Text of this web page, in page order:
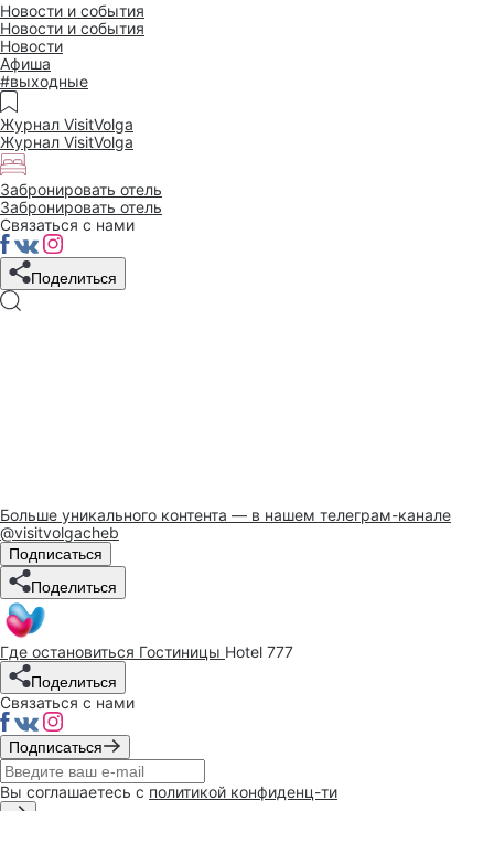
Новости и события
Новости и события
Новости
Афиша
#выходные
Журнал VisitVolga
Журнал VisitVolga
Забронировать отель
Забронировать отель
Связаться с нами
Поделиться
Больше уникального контента — в нашем телеграм-канале
@visitvolgacheb
Подписаться
Поделиться
Где остановиться Гостиницы Hotel 777
Поделиться
Связаться с нами
Подписаться
Вы соглашаетесь с политикой конфиденц-ти